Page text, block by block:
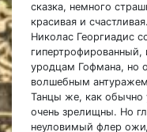
сказка, немного
красивая и
Николас Георгиадис
гипертрофированный,
уродцам Гофмана, но
волшебным
Танцы же, как обычно
очень зрелищны. Но
неуловимый флер